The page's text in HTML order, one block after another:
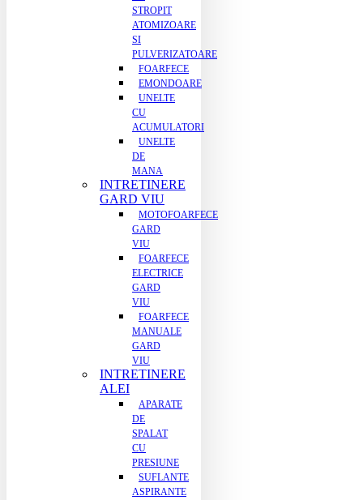
STROPIT
ATOMIZOARE
SI
PULVERIZATOARE
FOARFECE
EMONDOARE
UNELTE
CU
ACUMULATORI
UNELTE
DE
MANA
INTRETINERE
GARD VIU
MOTOFOARFECE
GARD
VIU
FOARFECE
ELECTRICE
GARD
VIU
FOARFECE
MANUALE
GARD
VIU
INTRETINERE
ALEI
APARATE
DE
SPALAT
CU
PRESIUNE
SUFLANTE
ASPIRANTE